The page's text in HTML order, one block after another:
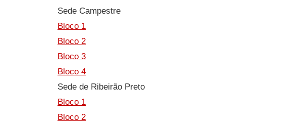
Sede Campestre
Bloco 1
Bloco 2
Bloco 3
Bloco 4
Sede de Ribeirão Preto
Bloco 1
Bloco 2